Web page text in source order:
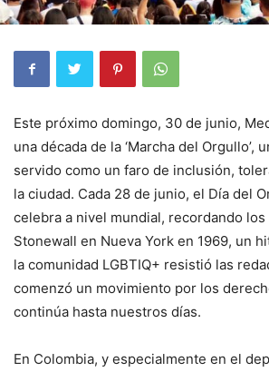
Este próximo domingo, 30 de junio,
una década de la ‘Marcha del Orgullo’,
servido como un faro de inclusión,
la ciudad. Cada 28 de junio, el Día del
celebra a nivel mundial, recordando
Stonewall en Nueva York en 1969, un
la comunidad LGBTIQ+ resistió las
comenzó un movimiento por los
continúa hasta nuestros días.
En Colombia, y especialmente en el